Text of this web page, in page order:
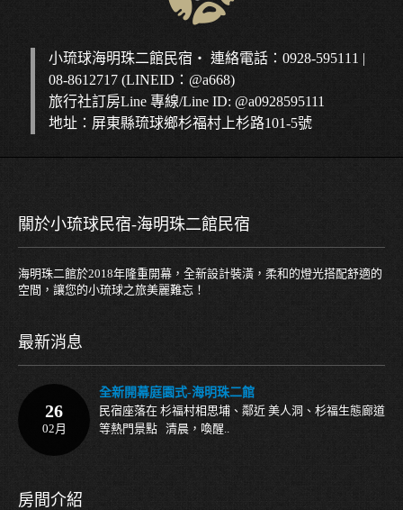
小琉球海明珠二館民宿‧ 連絡電話：0928-595111 |
08-8612717 (LINEID：@a668)
旅行社訂房Line 專線/Line ID: @a0928595111
地址：屏東縣琉球鄉杉福村上杉路101-5號
關於小琉球民宿-海明珠二館民宿
海明珠二館於2018年隆重開幕，全新設計裝潢，柔和的燈光搭配舒適的
空間，讓您的小琉球之旅美麗難忘！
最新消息
26
02月
全新開幕庭園式-海明珠二館
民宿座落在 杉福村相思埔、鄰近 美人洞、杉福生態廊道
等熱門景點 清晨，喚醒..
房間介紹